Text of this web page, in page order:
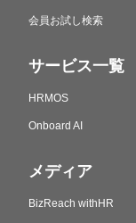
会員お試し検索
サービス一覧
HRMOS
Onboard AI
メディア
BizReach withHR